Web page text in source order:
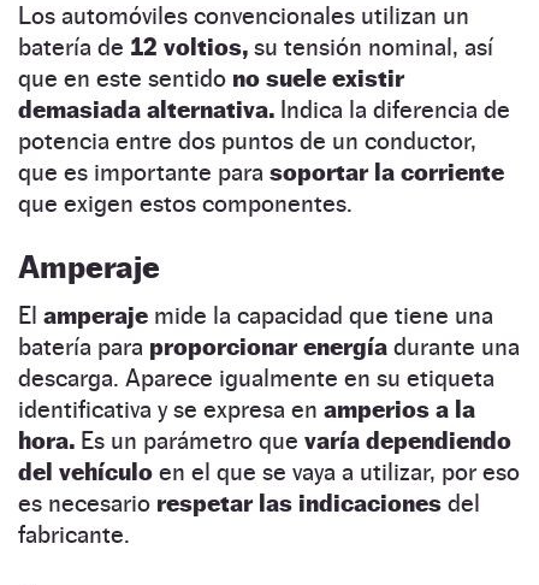
Los automóviles convencionales utilizan un
batería de 12 voltios, su tensión nominal, así
que en este sentido no suele existir
demasiada alternativa. Indica la diferencia de
potencia entre dos puntos de un conductor,
que es importante para soportar la corriente
que exigen estos componentes.
Amperaje
El amperaje mide la capacidad que tiene una
batería para proporcionar energía durante una
descarga. Aparece igualmente en su etiqueta
identificativa y se expresa en amperios a la
hora. Es un parámetro que varía dependiendo
del vehículo en el que se vaya a utilizar, por eso
es necesario respetar las indicaciones del
fabricante.